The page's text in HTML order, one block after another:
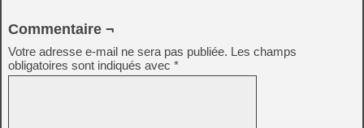
Commentaire ¬
Votre adresse e-mail ne sera pas publiée. Les champs
obligatoires sont indiqués avec *